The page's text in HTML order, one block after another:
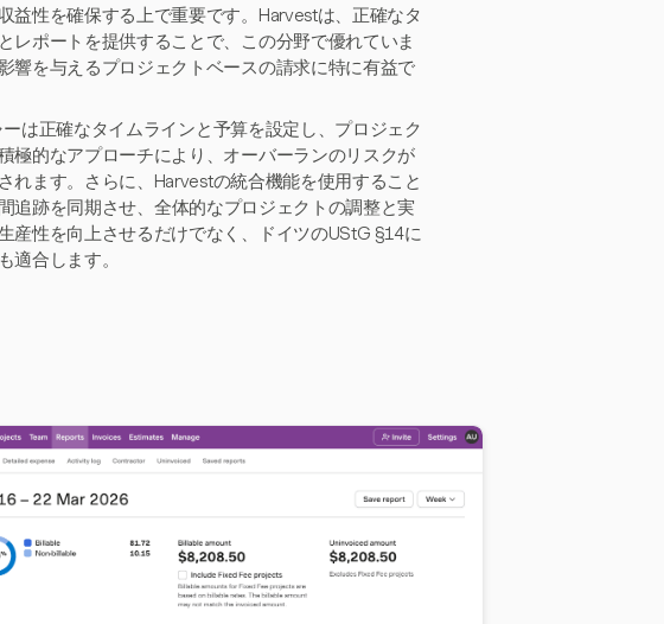
性を確保する上で重要です。Harvestは、正確なタ
レポートを提供することで、この分野で優れていま
響を与えるプロジェクトベースの請求に特に有益で
は正確なタイムラインと予算を設定し、プロジェク
極的なアプローチにより、オーバーランのリスクが
ます。さらに、Harvestの統合機能を使用すること
追跡を同期させ、全体的なプロジェクトの調整と実
産性を向上させるだけでなく、ドイツのUStG §14に
適合します。